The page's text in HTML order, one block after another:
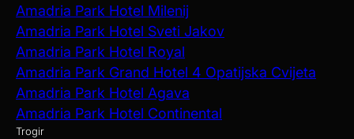
Amadria Park Hotel Milenij
Amadria Park Hotel Sveti Jakov
Amadria Park Hotel Royal
Amadria Park Grand Hotel 4 Opatijska Cvijeta
Amadria Park Hotel Agava
Amadria Park Hotel Continental
Trogir